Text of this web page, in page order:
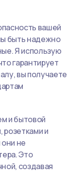
вашей
быть надежно
Я использую
гарантирует
вы получаете
и бытовой
розетками и
не
Это
создавая